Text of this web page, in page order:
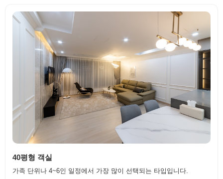
40평형 객실
가족 단위나 4~6인 일정에서 가장 많이 선택되는 타입입니다.